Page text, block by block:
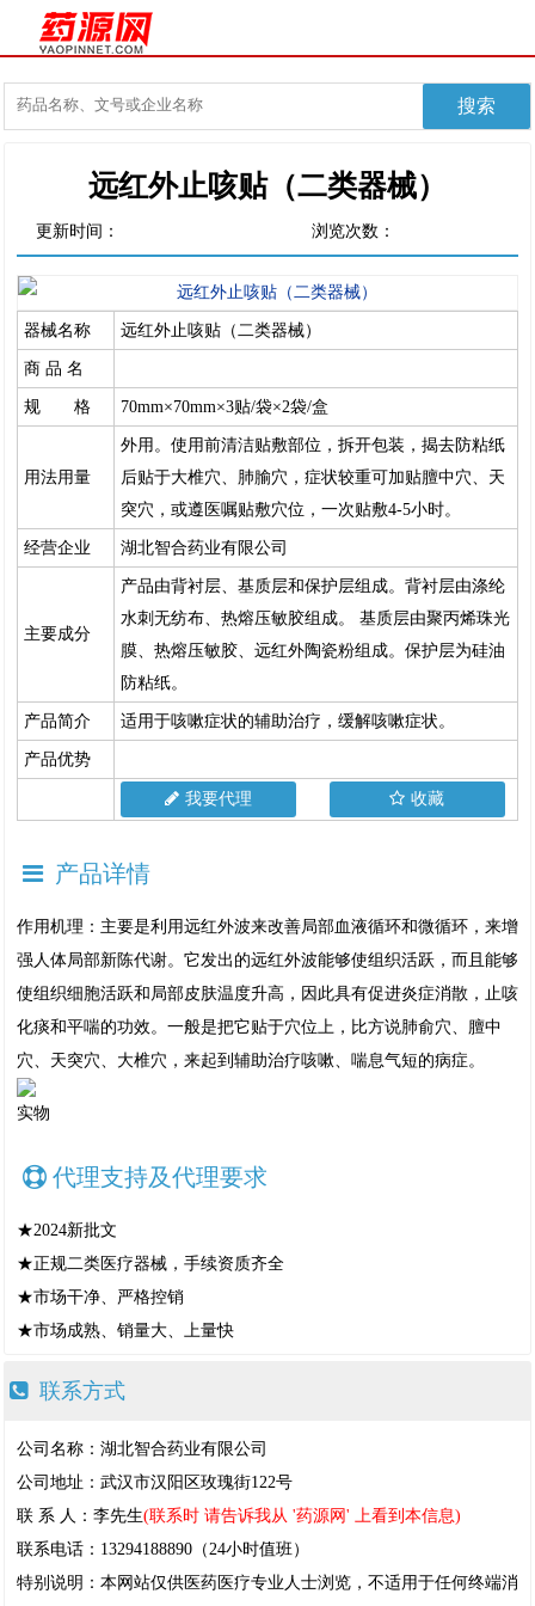
远红外止咳贴（二类器械）
更新时间： 浏览次数：
器械名称 远红外止咳贴（二类器械）
商 品 名
规 格 70mm×70mm×3贴/袋×2袋/盒
用法用量
外用。使用前清洁贴敷部位，拆开包装，揭去防粘纸
后贴于大椎穴、肺腧穴，症状较重可加贴膻中穴、天
突穴，或遵医嘱贴敷穴位，一次贴敷4-5小时。
经营企业 湖北智合药业有限公司
主要成分
产品由背衬层、基质层和保护层组成。背衬层由涤纶
水刺无纺布、热熔压敏胶组成。 基质层由聚丙烯珠光
膜、热熔压敏胶、远红外陶瓷粉组成。保护层为硅油
防粘纸。
产品简介 适用于咳嗽症状的辅助治疗，缓解咳嗽症状。
产品优势
我要代理 收藏
产品详情
作用机理：主要是利用远红外波来改善局部血液循环和微循环，来增
强人体局部新陈代谢。它发出的远红外波能够使组织活跃，而且能够
使组织细胞活跃和局部皮肤温度升高，因此具有促进炎症消散，止咳
化痰和平喘的功效。一般是把它贴于穴位上，比方说肺俞穴、膻中
穴、天突穴、大椎穴，来起到辅助治疗咳嗽、喘息气短的病症。
实物
代理支持及代理要求
★2024新批文
★正规二类医疗器械，手续资质齐全
★市场干净、严格控销
★市场成熟、销量大、上量快
联系方式
公司名称：湖北智合药业有限公司
公司地址：武汉市汉阳区玫瑰街122号
联 系 人：李先生(联系时 请告诉我从 '药源网' 上看到本信息)
联系电话：13294188890（24小时值班）
特别说明：本网站仅供医药医疗专业人士浏览，不适用于任何终端消